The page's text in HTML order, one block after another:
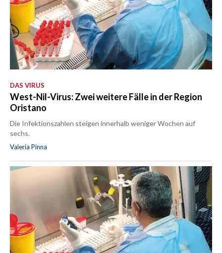
DAS VIRUS
West-Nil-Virus: Zwei weitere Fälle in der Region
Oristano
Die Infektionszahlen steigen innerhalb weniger Wochen auf
sechs.
Valeria Pinna